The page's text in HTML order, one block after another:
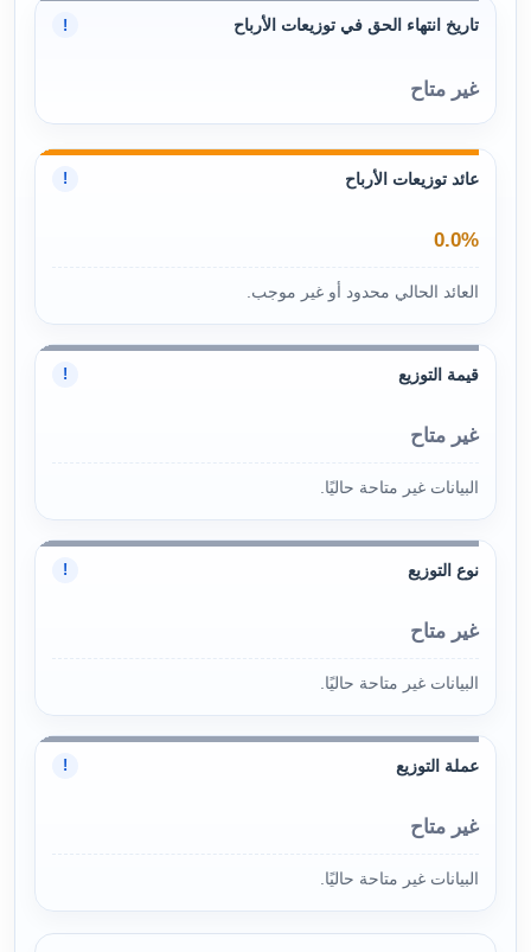
تاريخ انتهاء الحق في توزيعات الأرباح !
غير متاح
عائد توزيعات الأرباح !
0.0%
العائد الحالي محدود أو غير موجب.
قيمة التوزيع !
غير متاح
البيانات غير متاحة حاليًا.
نوع التوزيع !
غير متاح
البيانات غير متاحة حاليًا.
عملة التوزيع !
غير متاح
البيانات غير متاحة حاليًا.